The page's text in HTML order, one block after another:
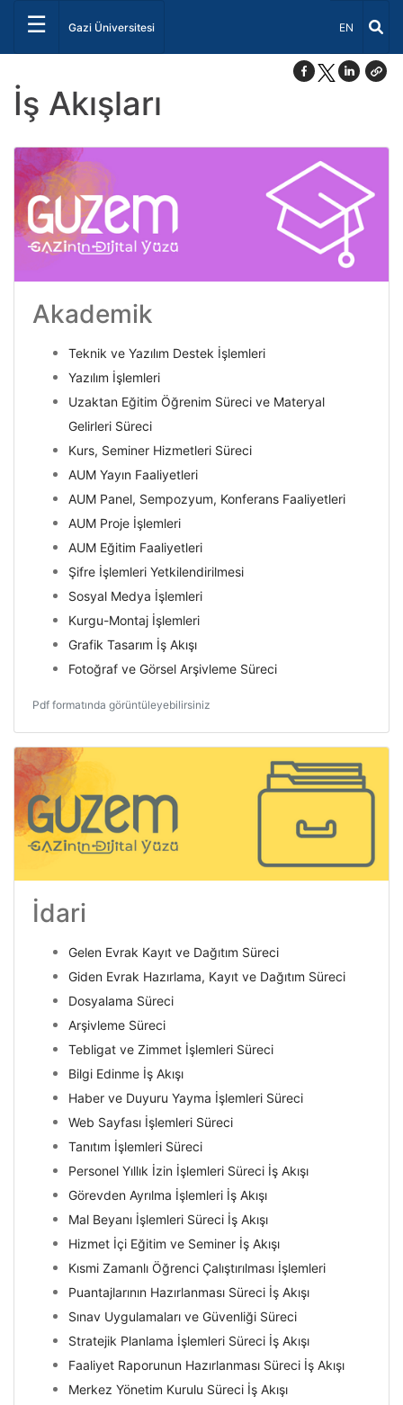
☰ Gazi Üniversitesi Dil Seçiniz
EN
İş Akışları
Akademik
Teknik ve Yazılım Destek İşlemleri
Yazılım İşlemleri
Uzaktan Eğitim Öğrenim Süreci ve Materyal
Gelirleri Süreci
Kurs, Seminer Hizmetleri Süreci
AUM Yayın Faaliyetleri
AUM Panel, Sempozyum, Konferans Faaliyetleri
AUM Proje İşlemleri
AUM Eğitim Faaliyetleri
Şifre İşlemleri Yetkilendirilmesi
Sosyal Medya İşlemleri
Kurgu-Montaj İşlemleri
Grafik Tasarım İş Akışı
Fotoğraf ve Görsel Arşivleme Süreci
Pdf formatında görüntüleyebilirsiniz
İdari
Gelen Evrak Kayıt ve Dağıtım Süreci
Giden Evrak Hazırlama, Kayıt ve Dağıtım Süreci
Dosyalama Süreci
Arşivleme Süreci
Tebligat ve Zimmet İşlemleri Süreci
Bilgi Edinme İş Akışı
Haber ve Duyuru Yayma İşlemleri Süreci
Web Sayfası İşlemleri Süreci
Tanıtım İşlemleri Süreci
Personel Yıllık İzin İşlemleri Süreci İş Akışı
Görevden Ayrılma İşlemleri İş Akışı
Mal Beyanı İşlemleri Süreci İş Akışı
Hizmet İçi Eğitim ve Seminer İş Akışı
Kısmi Zamanlı Öğrenci Çalıştırılması İşlemleri
Puantajlarının Hazırlanması Süreci İş Akışı
Sınav Uygulamaları ve Güvenliği Süreci
Stratejik Planlama İşlemleri Süreci İş Akışı
Faaliyet Raporunun Hazırlanması Süreci İş Akışı
Merkez Yönetim Kurulu Süreci İş Akışı